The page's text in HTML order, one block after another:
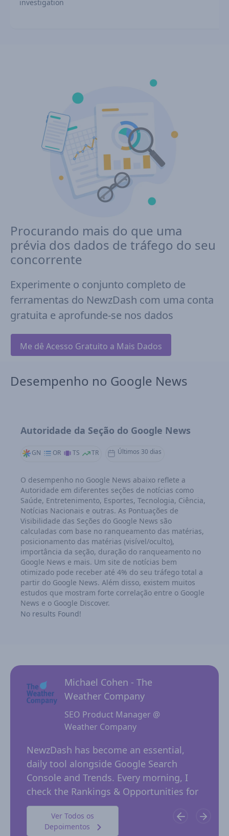
investigation
Procurando mais do que uma
prévia dos dados de tráfego do seu
concorrente
Experimente o conjunto completo de
ferramentas do NewzDash com uma conta
gratuita e aprofunde-se nos dados
Me dê Acesso Gratuito a Mais Dados
Desempenho no Google News
Autoridade da Seção do Google News
GN OR TS TR Últimos 30 dias
O desempenho no Google News abaixo reflete a
Autoridade em diferentes seções de notícias como
Saúde, Entretenimento, Esportes, Tecnologia, Ciência,
Notícias Nacionais e outras. As Pontuações de
Visibilidade das Seções do Google News são
calculadas com base no ranqueamento das matérias,
posicionamento das matérias (visível/oculto),
importância da seção, duração do ranqueamento no
Google News e mais. Um site de notícias bem
otimizado pode receber até 4% do seu tráfego total a
partir do Google News. Além disso, existem muitos
estudos que mostram forte correlação entre o Google
News e o Google Discover.
No results Found!
Michael Cohen - The
Weather Company
SEO Product Manager @
Weather Company
NewzDash has become an essential,
daily tool alongside Google Search
Console and Trends. Every morning, I
check the Rankings & Opportunities for
possible trending keywords not…
Ver Todos os
Depoimentos